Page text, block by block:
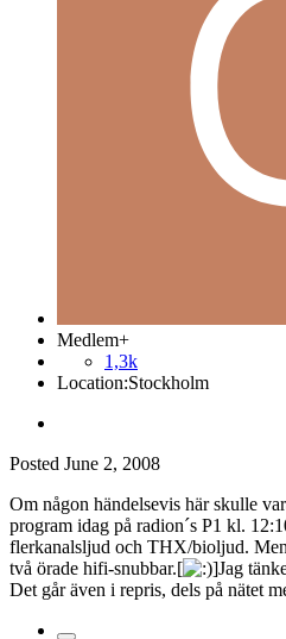
Medlem+
1,3k
Location:Stockholm
Posted June 2, 2008
Om någon händelsevis här skulle
program idag på radion´s P1 kl.
flerkanalsljud och THX/bioljud.
två örade hifi-snubbar.[
]Jag
Det går även i repris, dels på nätet